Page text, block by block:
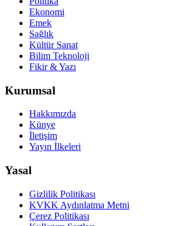
Ekonomi
Emek
Sağlık
Kültür Sanat
Bilim Teknoloji
Fikir & Yazı
Kurumsal
Hakkımızda
Künye
İletişim
Yayın İlkeleri
Yasal
Gizlilik Politikası
KVKK Aydınlatma Metni
Çerez Politikası